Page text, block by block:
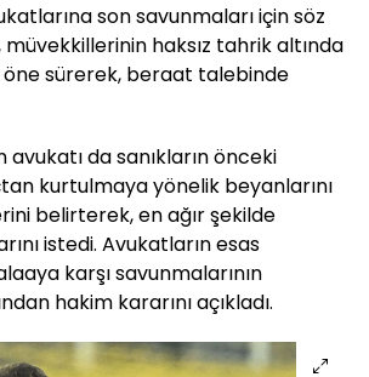
son savunmaları için söz
haksız tahrik altında
öne sürerek, beraat talebinde
avukatı da sanıkların önceki
kurtulmaya yönelik beyanlarını
belirterek, en ağır şekilde
istedi. Avukatların esas
karşı savunmalarının
hakim kararını açıkladı.